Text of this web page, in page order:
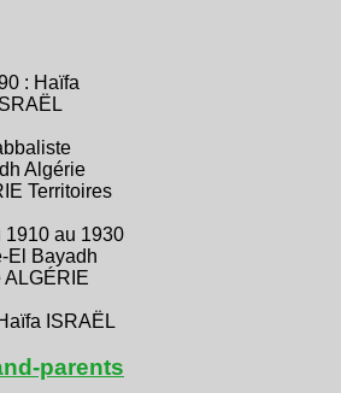
: Haïfa
Algérie
Territoires
1910 au 1930
El Bayadh
ISRAËL
parents